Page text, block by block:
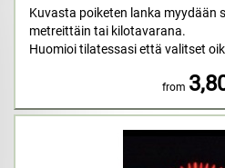
Kuvasta poiketen lanka myydään
metreittäin tai kilotavarana.
Huomioi tilatessasi että valitset
from